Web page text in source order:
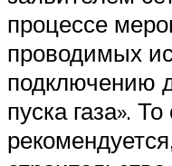
процессе
проводимых
подключению
пуска газа».